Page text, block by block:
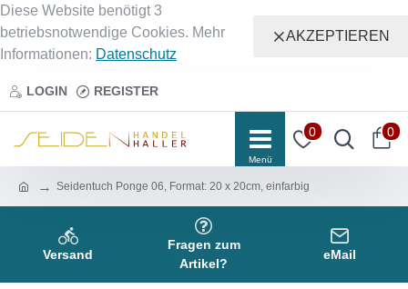
Diese Website benötigt 3
betriebsnotwendige Cookies. Mehr
Informationen: Datenschutz
AKZEPTIEREN
LOGIN REGISTER
0 0
Seidentuch Ponge 06, Format: 20 x 20cm, einfarbig
Versand
Fragen zum
Artikel?
eMail